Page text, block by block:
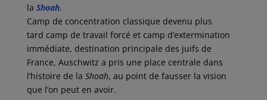
la Shoah.
Camp de concentration classique devenu plus
tard camp de travail forcé et camp d’extermination
immédiate, destination principale des juifs de
France, Auschwitz a pris une place centrale dans
l’histoire de la Shoah, au point de fausser la vision
que l’on peut en avoir.